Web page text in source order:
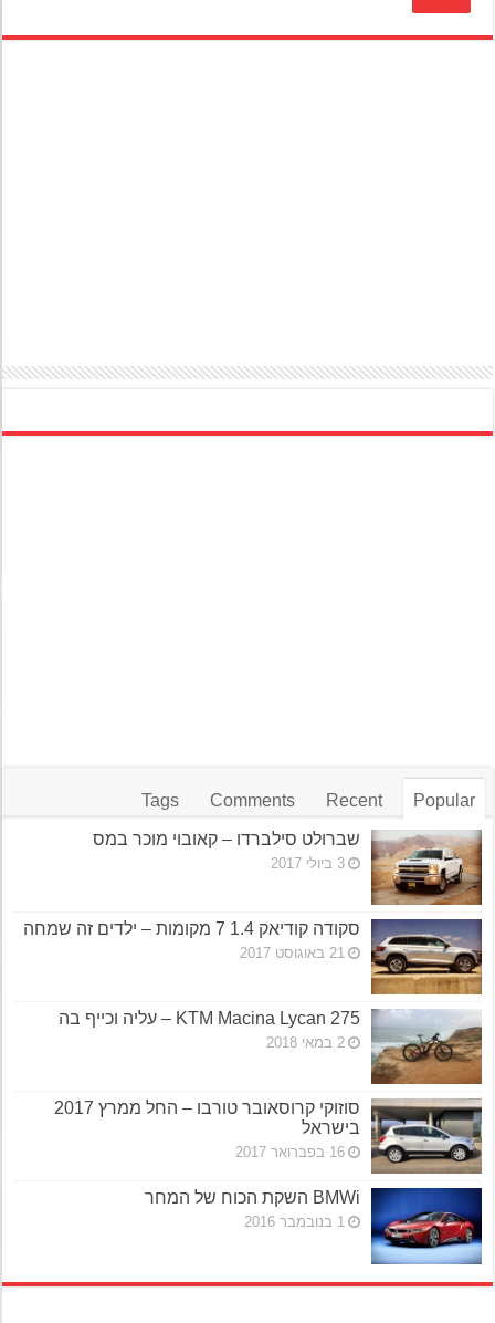
Popular
Recent
Comments
Tags
שברולט סילברדו – קאובוי מוכר במס
3 ביולי 2017
סקודה קודיאק 1.4 7 מקומות – ילדים זה שמחה
21 באוגוסט 2017
KTM Macina Lycan 275 – עליה וכייף בה
2 במאי 2018
סוזוקי קרוסאובר טורבו – החל ממרץ 2017
בישראל
16 בפברואר 2017
BMWi השקת הכוח של המחר
1 בנובמבר 2016